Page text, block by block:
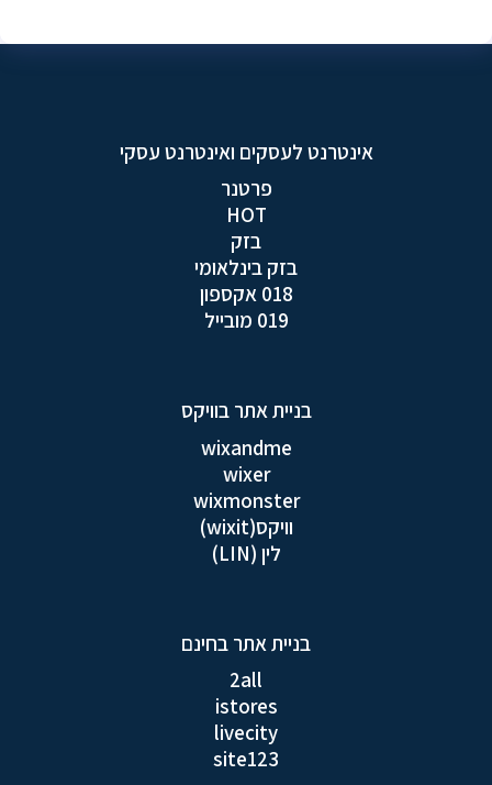
אינטרנט לעסקים ואינטרנט עסקי
פרטנר
HOT
בזק
בזק בינלאומי
018 אקספון
019 מובייל
בניית אתר בוויקס
wixandme
wixer
wixmonster
וויקס(wixit)
לין (LIN)
בניית אתר בחינם
2all
istores
livecity
site123